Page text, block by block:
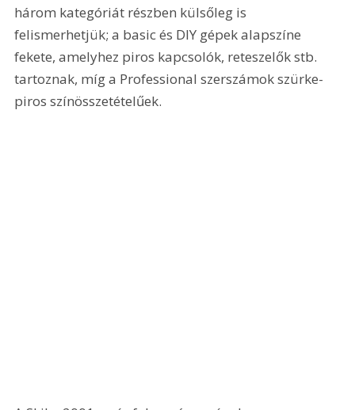
három kategóriát részben külsőleg is
felismerhetjük; a basic és DIY gépek alapszíne
fekete, amelyhez piros kapcsolók, reteszelők stb.
tartoznak, míg a Professional szerszámok szürke-
piros színösszetételűek.